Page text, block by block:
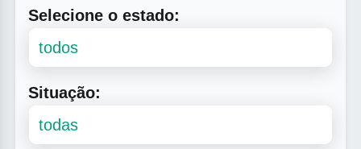
Selecione o estado:
Situação: